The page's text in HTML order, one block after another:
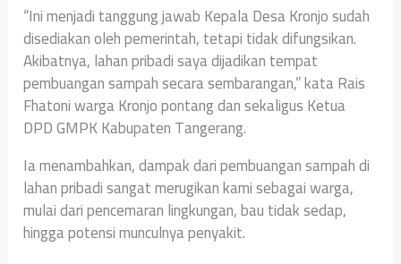
“Ini menjadi tanggung jawab Kepala Desa Kronjo sudah
disediakan oleh pemerintah, tetapi tidak difungsikan.
Akibatnya, lahan pribadi saya dijadikan tempat
pembuangan sampah secara sembarangan,” kata Rais
Fhatoni warga Kronjo pontang dan sekaligus Ketua
DPD GMPK Kabupaten Tangerang.
Ia menambahkan, dampak dari pembuangan sampah di
lahan pribadi sangat merugikan kami sebagai warga,
mulai dari pencemaran lingkungan, bau tidak sedap,
hingga potensi munculnya penyakit.